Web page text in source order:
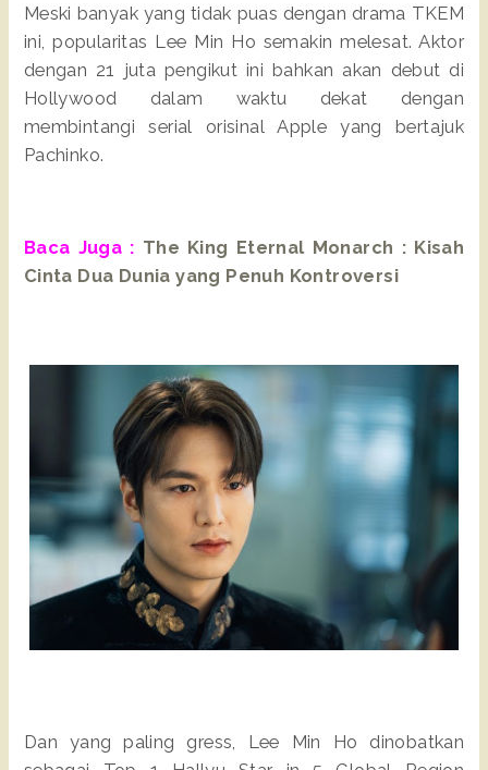
Meski banyak yang tidak puas dengan drama TKEM
ini, popularitas Lee Min Ho semakin melesat. Aktor
dengan 21 juta pengikut ini bahkan akan debut di
Hollywood dalam waktu dekat dengan
membintangi serial orisinal Apple yang bertajuk
Pachinko.
Baca Juga : The King Eternal Monarch : Kisah
Cinta Dua Dunia yang Penuh Kontroversi
Dan yang paling gress, Lee Min Ho dinobatkan